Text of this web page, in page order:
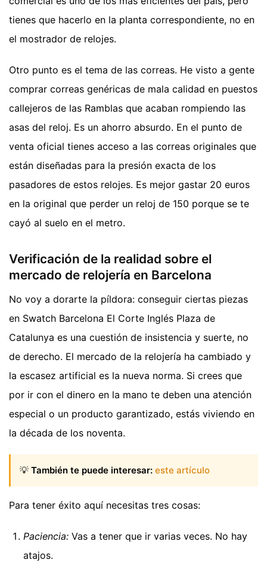
tienes que hacerlo en la planta correspondiente, no en
el mostrador de relojes.
Otro punto es el tema de las correas. He visto a gente
comprar correas genéricas de mala calidad en puestos
callejeros de las Ramblas que acaban rompiendo las
asas del reloj. Es un ahorro absurdo. En el punto de
venta oficial tienes acceso a las correas originales que
están diseñadas para la presión exacta de los
pasadores de estos relojes. Es mejor gastar 20 euros
en la original que perder un reloj de 150 porque se te
cayó al suelo en el metro.
Verificación de la realidad sobre el
mercado de relojería en Barcelona
No voy a dorarte la píldora: conseguir ciertas piezas
en Swatch Barcelona El Corte Inglés Plaza de
Catalunya es una cuestión de insistencia y suerte, no
de derecho. El mercado de la relojería ha cambiado y
la escasez artificial es la nueva norma. Si crees que
por ir con el dinero en la mano te deben una atención
especial o un producto garantizado, estás viviendo en
la década de los noventa.
💡 También te puede interesar: este artículo
Para tener éxito aquí necesitas tres cosas:
Paciencia: Vas a tener que ir varias veces. No hay
atajos.